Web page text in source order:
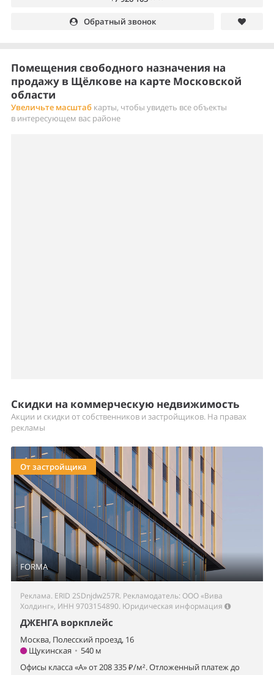
Обратный звонок
Помещения свободного назначения на
продажу в Щёлкове на карте Московской
области
Увеличьте масштаб карты, чтобы увидеть все объекты
в интересующем вас районе
Скидки на коммерческую недвижимость
Акции и скидки от собственников и застройщиков. На правах
рекламы
FORMA
От застройщика
Реклама. ERID 2SDnjdw257R. Рекламодатель: ООО «Вива
Холдинг», ИНН 9703154890. Юридическая информация
ДЖЕНГА воркплейс
Москва, Полесский проезд, 16
Щукинская • 540 м
Офисы класса «А» от 208 335 ₽/м². Отложенный платеж до